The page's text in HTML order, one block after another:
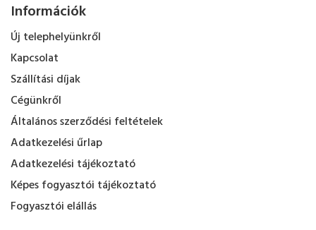
Információk
Új telephelyünkről
Kapcsolat
Szállítási díjak
Cégünkről
Általános szerződési feltételek
Adatkezelési űrlap
Adatkezelési tájékoztató
Képes fogyasztói tájékoztató
Fogyasztói elállás